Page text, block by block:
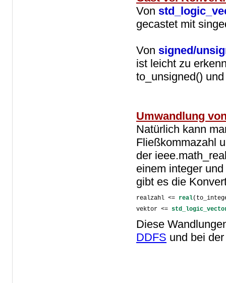
Von
gecastet mit
Von signed/
ist leicht zu
to_unsigned()
Umwandlung
Natürlich kann
Fließkommazahl
der
einem integer
gibt es die
realzahl <= real
vektor <=
Diese
DDFS und bei